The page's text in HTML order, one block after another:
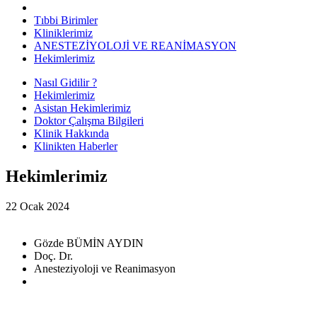
Tıbbi Birimler
Kliniklerimiz
ANESTEZİYOLOJİ VE REANİMASYON
Hekimlerimiz
Nasıl Gidilir ?
Hekimlerimiz
Asistan Hekimlerimiz
Doktor Çalışma Bilgileri
Klinik Hakkında
Klinikten Haberler
Hekimlerimiz
22 Ocak 2024
Gözde BÜMİN AYDIN
Doç. Dr.
Anesteziyoloji ve Reanimasyon